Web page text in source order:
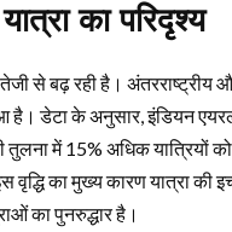
का परिदृश्य
तेजी से बढ़ रही है। अंतरराष्ट्रीय
है। डेटा के अनुसार, इंडियन
तुलना में 15% अधिक यात्रियों
वृद्धि का मुख्य कारण यात्रा की
का पुनरुद्धार है।